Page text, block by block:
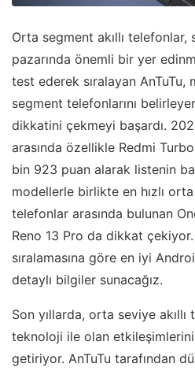
Orta segment akıllı telefonlar,
pazarında önemli bir yer
test ederek sıralayan AnTuTu,
segment telefonlarını
dikkatini çekmeyi başardı.
arasında özellikle Redmi
bin 923 puan alarak listenin
modellerle birlikte en hızlı
telefonlar arasında bulunan
Reno 13 Pro da dikkat çekiyor.
sıralamasına göre en iyi
detaylı bilgiler sunacağız.
Son yıllarda, orta seviye akıllı
teknoloji ile olan
getiriyor. AnTuTu tarafından